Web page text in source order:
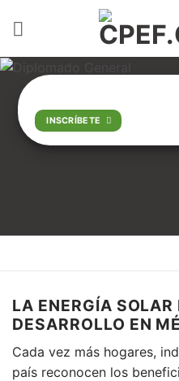
INSCRÍBETE
LA ENERGÍA SOLAR
DESARROLLO EN
Cada vez más hogares,
país reconocen los